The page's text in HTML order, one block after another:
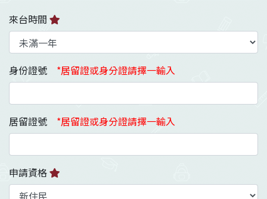
來台時間
身份證號 *居留證或身分證請擇一輸入
居留證號 *居留證或身分證請擇一輸入
申請資格